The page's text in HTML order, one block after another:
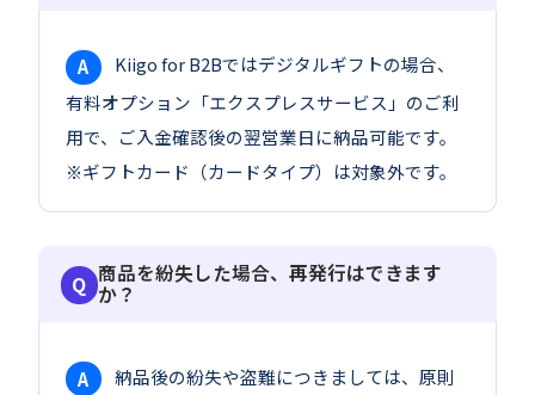
A
Kiigo for B2Bではデジタルギフトの場合、
有料オプション「エクスプレスサービス」のご利
用で、ご入金確認後の翌営業日に納品可能です。
※ギフトカード（カードタイプ）は対象外です。
商品を紛失した場合、再発行はできます
か？
A
納品後の紛失や盗難につきましては、原則